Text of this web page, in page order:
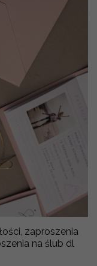
zaproszenia
na ślub dl